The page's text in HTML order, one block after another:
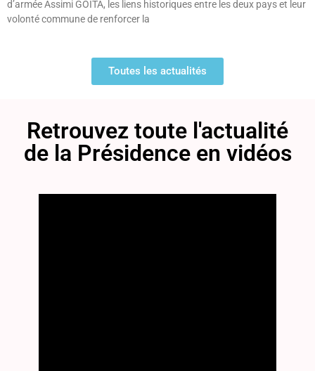
d’armée Assimi GOÏTA, les liens historiques entre les deux pays et leur
volonté commune de renforcer la
Toutes les actualités
Retrouvez toute l'actualité
de la Présidence en vidéos